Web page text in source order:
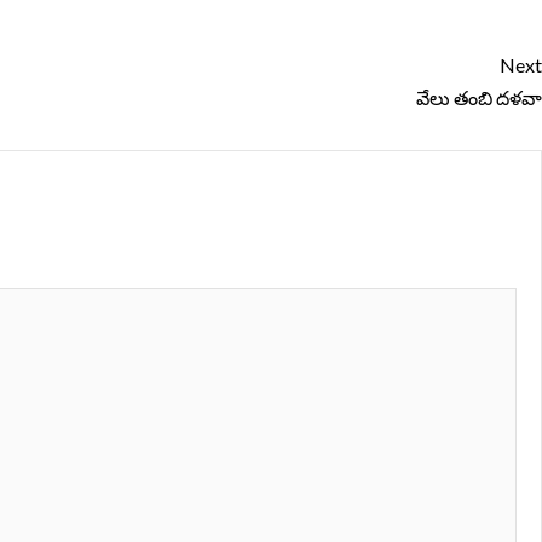
Next
వేలు తంబి దళవా